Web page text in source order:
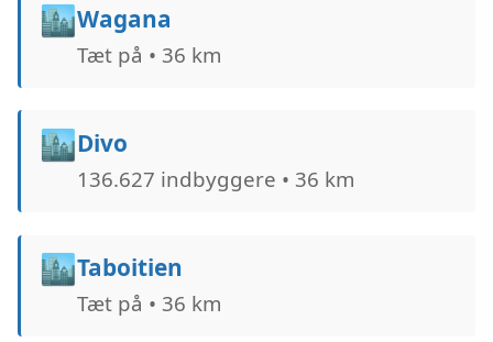
🏙️Wagana
Tæt på • 36 km
🏙️Divo
136.627 indbyggere • 36 km
🏙️Taboitien
Tæt på • 36 km